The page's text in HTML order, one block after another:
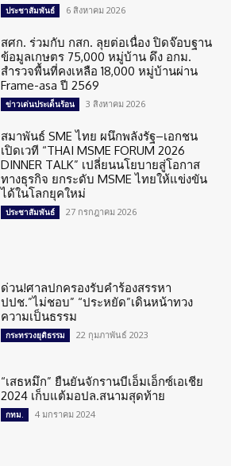
ประชาสัมพันธ์ 6 สิงหาคม 2026
สศก. ร่วมกับ กสก. ลุยต่อเนื่อง ปิดจ๊อบฐาน
ข้อมูลเกษตร 75,000 หมู่บ้าน ดึง อกม.
สำรวจพื้นที่คงเหลือ 18,000 หมู่บ้านผ่าน
Frame-asa ปี 2569
ข่าวเด่นประเด็นร้อน 3 สิงหาคม 2026
สมาพันธ์ SME ไทย ผนึกพลังรัฐ–เอกชน
เปิดเวที “THAI MSME FORUM 2026
DINNER TALK” เปลี่ยนนโยบายสู่โอกาส
ทางธุรกิจ ยกระดับ MSME ไทยให้แข่งขัน
ได้ในโลกยุคใหม่
ประชาสัมพันธ์ 27 กรกฎาคม 2026
ด่วน!ศาลปกครองรับคำร้องสรรหา
ปปช.”ไม่ชอบ” “ประหยัด”เดินหน้าทวง
ความเป็นธรรม
กระทรวงยุติธรรม 22 กุมภาพันธ์ 2023
“เสธหมึก” ยืนยันจักรานบีเอ็มเอ็กซ์เอเชีย
2024 เก็บแต้มอปล.สนามสุดท้าย
กทม. 4 มกราคม 2024